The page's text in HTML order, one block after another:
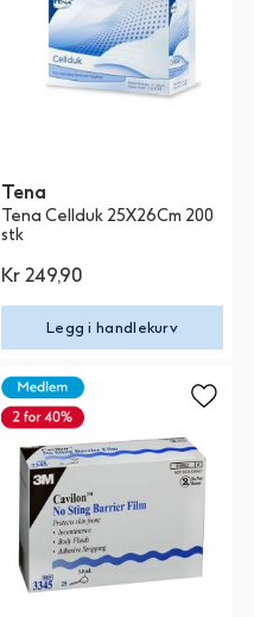
Tena
Tena Cellduk 25X26Cm 200
stk
Kr 249,90
Legg i handlekurv